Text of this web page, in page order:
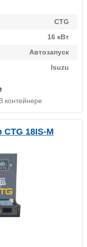
CTG
16 кВт
Автозапуск
Isuzu
контейнере
18IS-M